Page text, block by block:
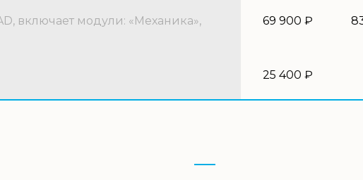
включает модули: «Механика»,
69 900 ₽
25 400 ₽